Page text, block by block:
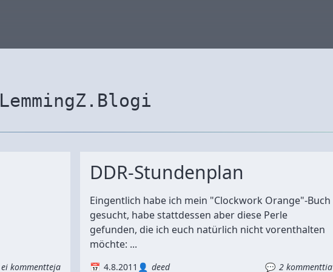
LemmingZ.Blogi
ei kommentteja
DDR-Stundenplan
Eingentlich habe ich mein "Clockwork Orange"-Buch
gesucht, habe stattdessen aber diese Perle
gefunden, die ich euch natürlich nicht vorenthalten
möchte: ...
4.8.2011 deed
2 kommenttia